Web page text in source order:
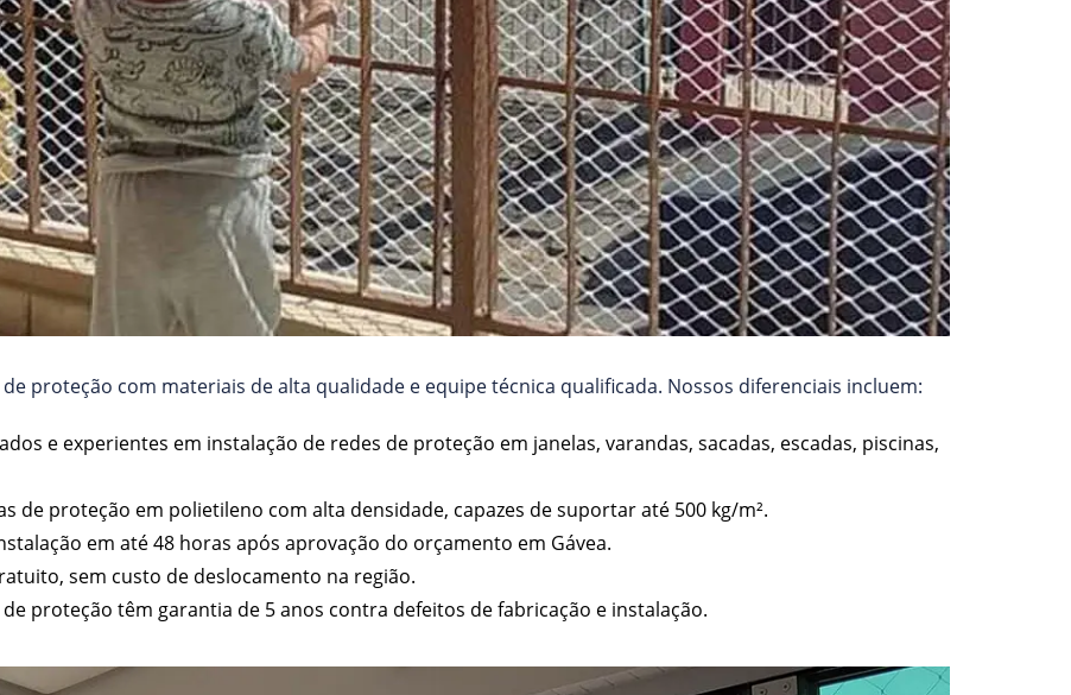
proteção com materiais de alta qualidade e equipe técnica qualificada. Nossos diferenciais incluem:
e experientes em instalação de redes de proteção em janelas, varandas, sacadas, escadas, piscinas,
de proteção em polietileno com alta densidade, capazes de suportar até 500 kg/m².
em até 48 horas após aprovação do orçamento em Gávea.
sem custo de deslocamento na região.
proteção têm garantia de 5 anos contra defeitos de fabricação e instalação.